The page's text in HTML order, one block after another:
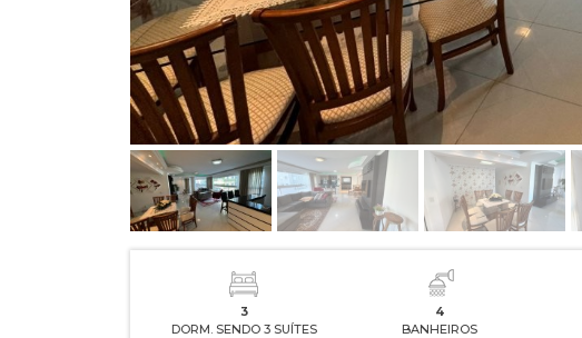
3
DORM. SENDO 3 SUÍTES
4
BANHEIROS